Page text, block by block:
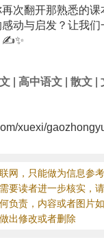
次翻开那熟悉的
动与启发？让我们
✍️✨
| 高中语文| 散文|
xuexi/
网，只能做为信息参
要读者进一步核实，
负责，内容或者图片
出修改或者删除